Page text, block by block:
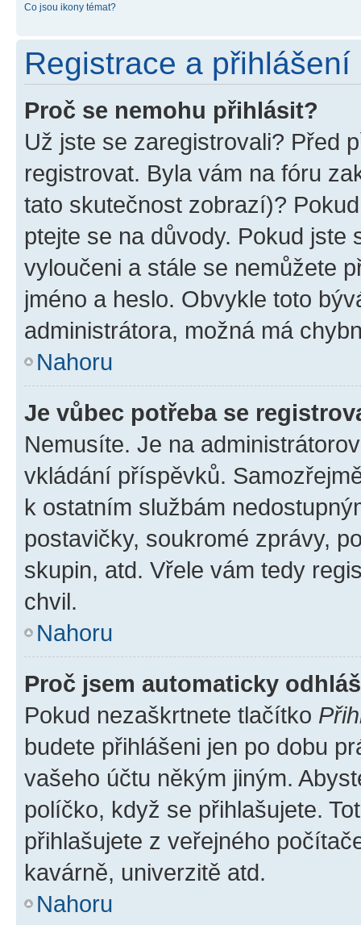
Co jsou ikony témat?
Registrace a přihlášení
Proč se nemohu přihlásit?
Už jste se zaregistrovali? Před
registrovat. Byla vám na fóru
tato skutečnost zobrazí)?
ptejte se na důvody. Pokud jste
vyloučeni a stále se nemůžete
jméno a heslo. Obvykle toto
administrátora, možná má
Nahoru
Je vůbec potřeba se
Nemusíte. Je na
vkládání příspěvků.
k ostatním službám
postavičky, soukromé zprávy,
skupin, atd. Vřele vám tedy
chvil.
Nahoru
Proč jsem automaticky
Pokud nezaškrtnete tlačítko
budete přihlášeni jen po dobu
vašeho účtu někým jiným.
políčko, když se přihlašujete.
přihlašujete z veřejného
kavárně, univerzitě atd.
Nahoru